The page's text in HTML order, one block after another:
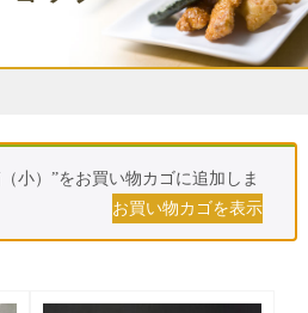
小）”をお買い物カゴに追加しま
お買い物カゴを表示